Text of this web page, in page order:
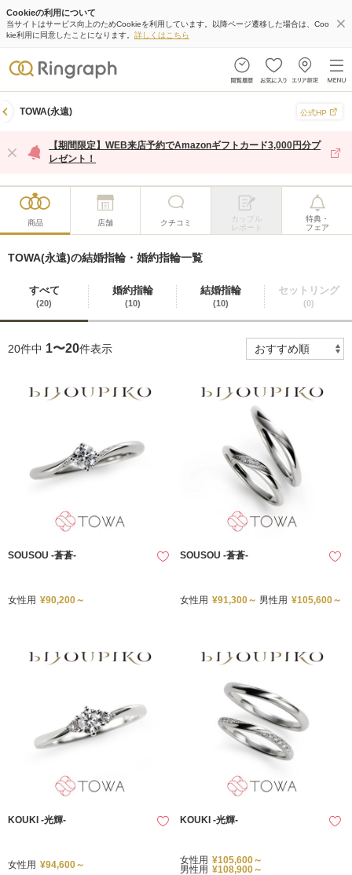
Cookieの利用について
当サイトはサービス向上のためCookieを利用しています。以降ページ遷移した場合は、Coo
kie利用に同意したことになります。 詳しくはこちら
TOWA(永遠) 公式HP
【期間限定】WEB来店予約でAmazonギフトカード3,000円分プ
レゼント！
商品 店舗 クチコミ
カップル
レポート
特典・
フェア
TOWA(永遠)の結婚指輪・婚約指輪一覧
すべて
(20)
婚約指輪
(10)
結婚指輪
(10)
セットリング
(0)
20件中 1〜20件表示
SOUSOU -蒼蒼-
女性用 ¥90,200～
SOUSOU -蒼蒼-
女性用 ¥91,300～ 男性用 ¥105,600～
KOUKI -光輝-
女性用 ¥94,600～
KOUKI -光輝-
女性用 ¥105,600～
男性用 ¥108,900～